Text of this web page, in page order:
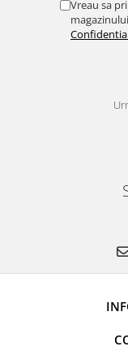
Vreau sa